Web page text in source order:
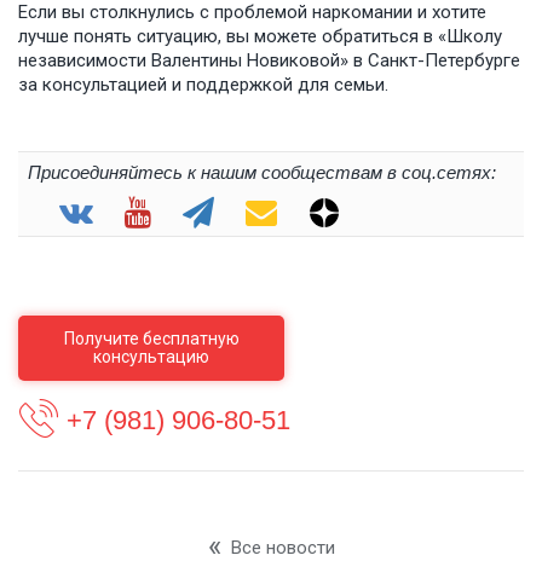
Если вы столкнулись с проблемой наркомании и хотите
лучше понять ситуацию, вы можете обратиться в «Школу
независимости Валентины Новиковой» в Санкт-Петербурге
за консультацией и поддержкой для семьи.
Присоединяйтесь к нашим сообществам в соц.сетях:
Получите бесплатную
консультацию
+7 (981) 906-80-51
Все новости